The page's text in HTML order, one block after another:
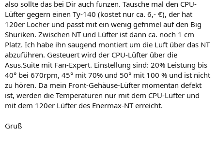
also sollte das bei Dir auch funzen. Tausche mal den CPU-
Lüfter gegern einen Ty-140 (kostet nur ca. 6,- €), der hat
120er Löcher und passt mit ein wenig gefrimel auf den Big
Shuriken. Zwischen NT und Lüfter ist dann ca. noch 1 cm
Platz. Ich habe ihn saugend montiert um die Luft über das NT
abzuführen. Gesteuert wird der CPU-Lüfter über die
Asus.Suite mit Fan-Expert. Einstellung sind: 20% Leistung bis
40° bei 670rpm, 45° mit 70% und 50° mit 100 % und ist nicht
zu hören. Da mein Front-Gehäuse-Lüfter momentan defekt
ist, werden die Temperaturen nur mit dem CPU-Lüfter und
mit dem 120er Lüfter des Enermax-NT erreicht.
Gruß